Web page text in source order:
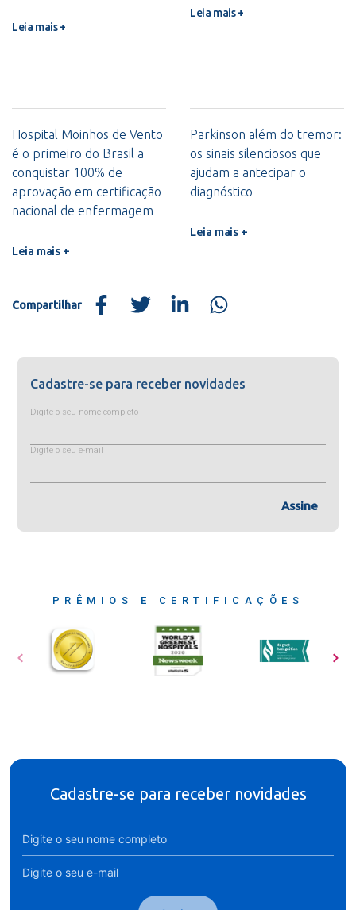
Leia mais +
Leia mais +
Hospital Moinhos de Vento
é o primeiro do Brasil a
conquistar 100% de
aprovação em certificação
nacional de enfermagem
Leia mais +
Parkinson além do tremor:
os sinais silenciosos que
ajudam a antecipar o
diagnóstico
Leia mais +
Compartilhar
Cadastre-se para receber novidades
Digite o seu nome completo
Digite o seu e-mail
Assine
PRÊMIOS E CERTIFICAÇÕES
Cadastre-se para receber novidades